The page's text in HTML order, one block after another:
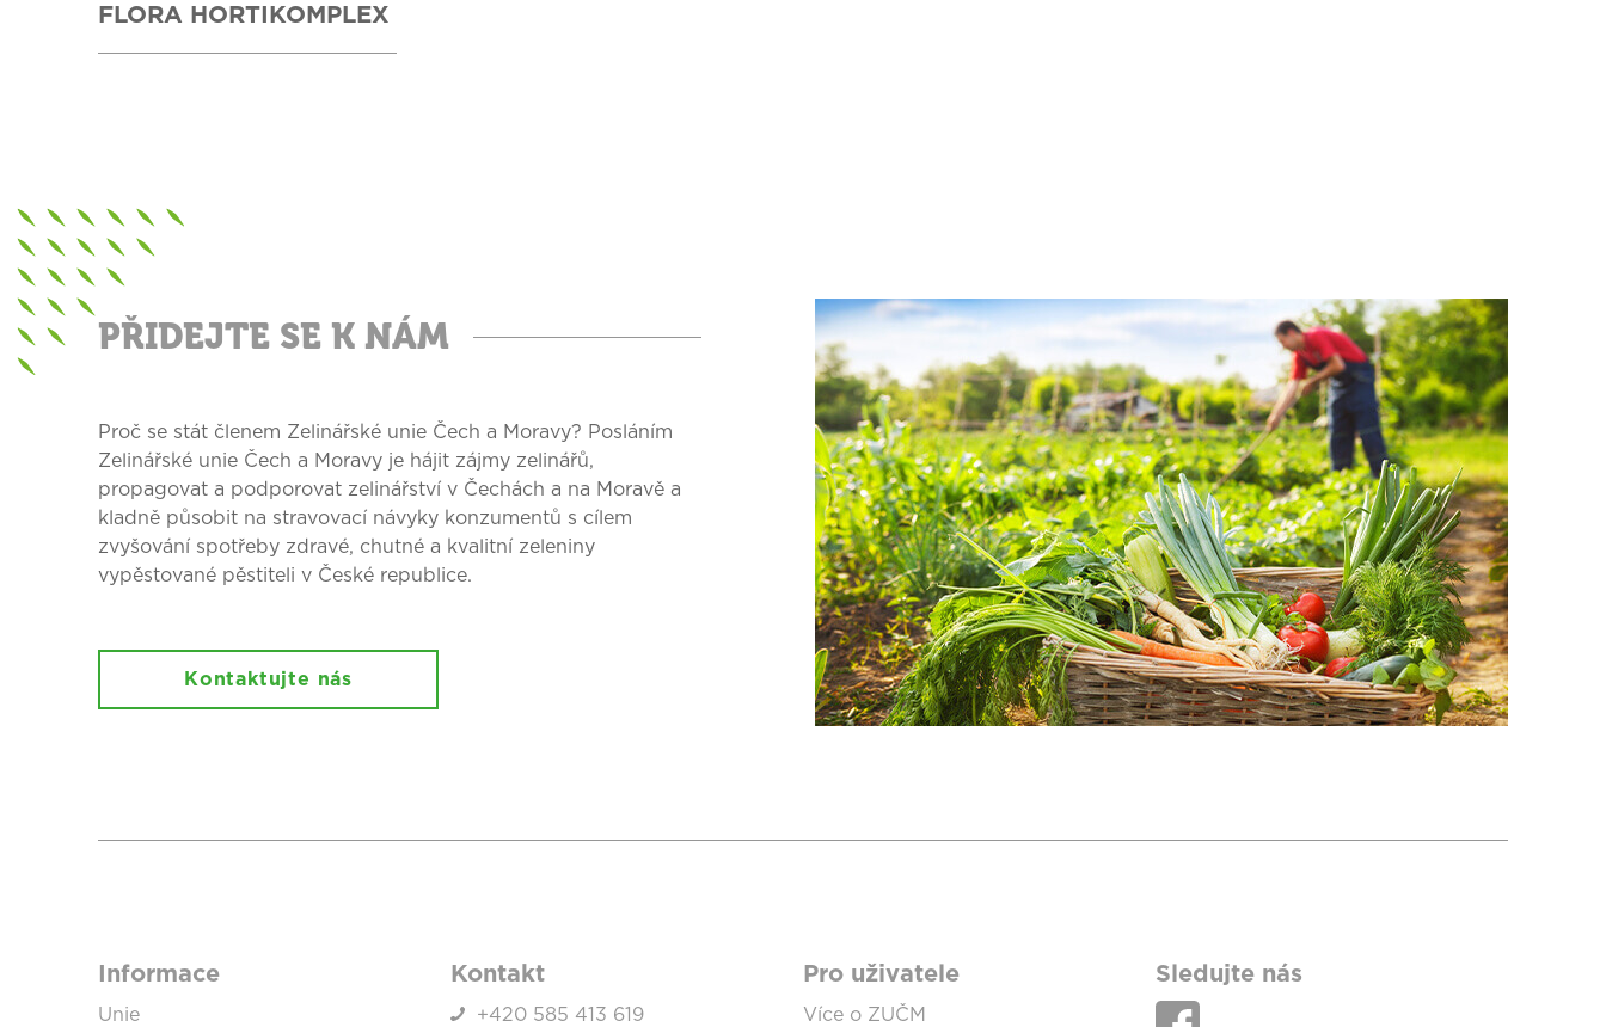
FLORA HORTIKOMPLEX
PŘIDEJTE SE K NÁM
Proč se stát členem Zelinářské unie Čech a Moravy? Posláním
Zelinářské unie Čech a Moravy je hájit zájmy zelinářů,
propagovat a podporovat zelinářství v Čechách a na Moravě a
kladně působit na stravovací návyky konzumentů s cílem
zvyšování spotřeby zdravé, chutné a kvalitní zeleniny
vypěstované pěstiteli v České republice.
Kontaktujte nás
Informace
Unie
Kontakt
+420 585 413 619
Pro uživatele
Více o ZUČM
Sledujte nás